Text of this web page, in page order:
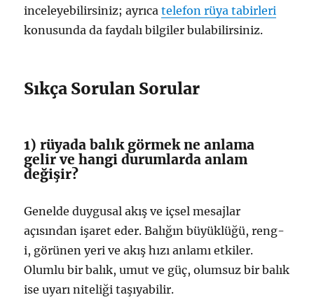
inceleyebilirsiniz; ayrıcatelefon rüya tabirleri
konusunda da faydalı bilgiler bulabilirsiniz.
Sıkça Sorulan Sorular
1) rüyada balık görmek ne anlama
gelir ve hangi durumlarda anlam
değişir?
Genelde duygusal akış ve içsel mesajlar
açısından işaret eder. Balığın büyüklüğü, reng-
i, görünen yeri ve akış hızı anlamı etkiler.
Olumlu bir balık, umut ve güç, olumsuz bir balık
ise uyarı niteliği taşıyabilir.